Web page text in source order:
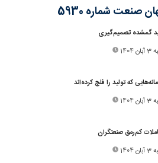
صنعت شماره 5930
گمشده تصمیم‌گیری
1404
که تولید را فلج کرده‌اند
1404
کم‌رمق صنعتگران
1404